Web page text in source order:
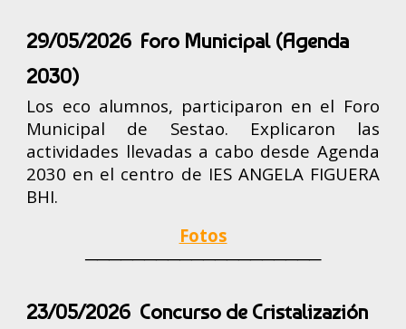
29/05/2026 Foro Municipal (Agenda
2030)
Los eco alumnos, participaron en el Foro
Municipal de Sestao. Explicaron las
actividades llevadas a cabo desde Agenda
2030 en el centro de IES ANGELA FIGUERA
BHI.
Fotos
────────────────────
23/05/2026 Concurso de Cristalizazión